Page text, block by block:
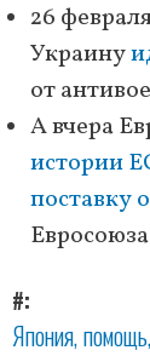
26
Украину
от
А вчера
истории
поставку
Евросоюза
#
Япония помощь